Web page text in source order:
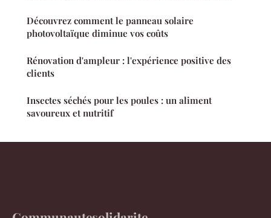
Découvrez comment le panneau solaire
photovoltaïque diminue vos coûts
Rénovation d'ampleur : l'expérience positive des
clients
Insectes séchés pour les poules : un aliment
savoureux et nutritif